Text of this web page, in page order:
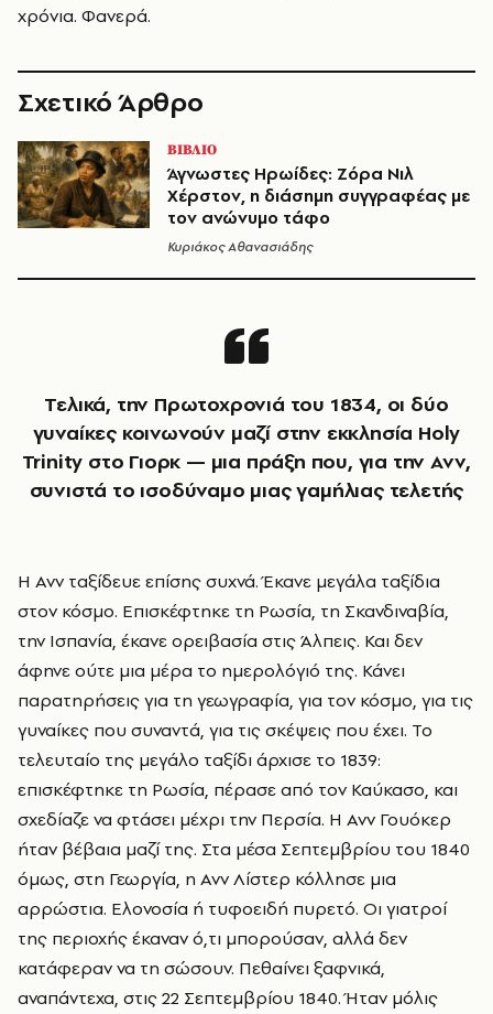
χρόνια. Φανερά.
Σχετικό Άρθρο
ΒΙΒΛΙΟ
Άγνωστες Ηρωίδες: Ζόρα Νιλ
Χέρστον, η διάσημη συγγραφέας με
τον ανώνυμο τάφο
Κυριάκος Αθανασιάδης
Τελικά, την Πρωτοχρονιά του 1834, οι δύο
γυναίκες κοινωνούν μαζί στην εκκλησία Holy
Trinity στο Γιορκ — μια πράξη που, για την Ανν,
συνιστά το ισοδύναμο μιας γαμήλιας τελετής
Η Ανν ταξίδευε επίσης συχνά. Έκανε μεγάλα ταξίδια
στον κόσμο. Επισκέφτηκε τη Ρωσία, τη Σκανδιναβία,
την Ισπανία, έκανε ορειβασία στις Άλπεις. Και δεν
άφηνε ούτε μια μέρα το ημερολόγιό της. Κάνει
παρατηρήσεις για τη γεωγραφία, για τον κόσμο, για τις
γυναίκες που συναντά, για τις σκέψεις που έχει. Το
τελευταίο της μεγάλο ταξίδι άρχισε το 1839:
επισκέφτηκε τη Ρωσία, πέρασε από τον Καύκασο, και
σχεδίαζε να φτάσει μέχρι την Περσία. Η Ανν Γουόκερ
ήταν βέβαια μαζί της. Στα μέσα Σεπτεμβρίου του 1840
όμως, στη Γεωργία, η Ανν Λίστερ κόλλησε μια
αρρώστια. Ελονοσία ή τυφοειδή πυρετό. Οι γιατροί
της περιοχής έκαναν ό,τι μπορούσαν, αλλά δεν
κατάφεραν να τη σώσουν. Πεθαίνει ξαφνικά,
αναπάντεχα, στις 22 Σεπτεμβρίου 1840. Ήταν μόλις